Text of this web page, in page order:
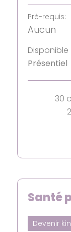
Pré-requis:
Aucun
Disponible
Présentiel
30
Santé
Devenir